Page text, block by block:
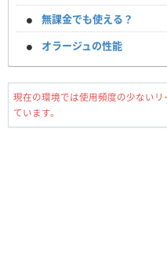
無課金でも使える？
オラージュの性能
現在の環境では使用頻度の少ない
ています。